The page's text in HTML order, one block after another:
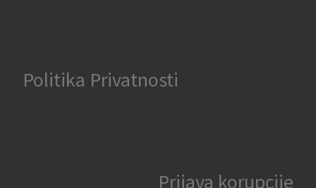
Politika Privatnosti
Prijava korupcije